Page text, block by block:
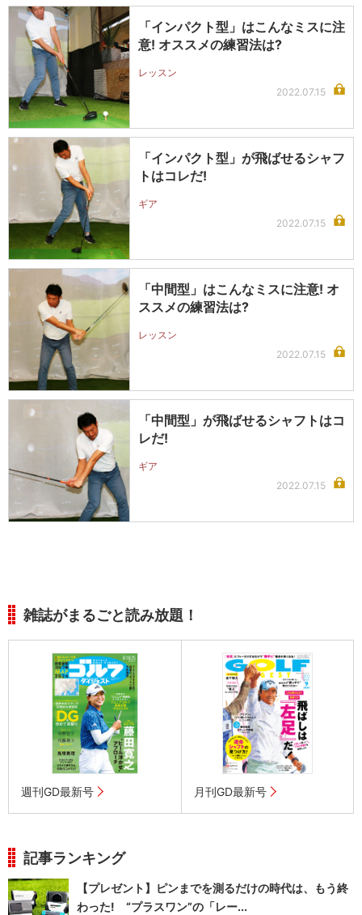
「インパクト型」はこんなミスに注
意! オススメの練習法は?
レッスン
2022.07.15
「インパクト型」が飛ばせるシャフ
トはコレだ!
ギア
2022.07.15
「中間型」はこんなミスに注意! オ
ススメの練習法は?
レッスン
2022.07.15
「中間型」が飛ばせるシャフトはコ
レだ!
ギア
2022.07.15
雑誌がまるごと読み放題！
週刊GD最新号 月刊GD最新号
記事ランキング
【プレゼント】ピンまでを測るだけの時代は、もう終
わった! “プラスワン”の「レー...